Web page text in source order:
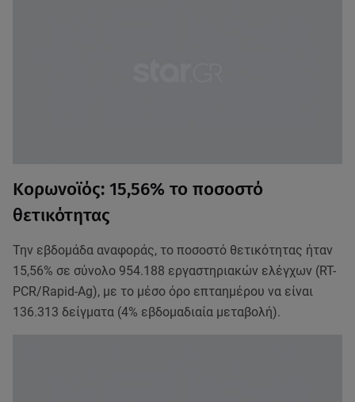
Κορωνοϊός: 15,56% το ποσοστό
θετικότητας
Την εβδομάδα αναφοράς, το ποσοστό θετικότητας ήταν
15,56% σε σύνολο 954.188 εργαστηριακών ελέγχων (RT-
PCR/Rapid-Ag), με το μέσο όρο επταημέρου να είναι
136.313 δείγματα (4% εβδομαδιαία μεταβολή).